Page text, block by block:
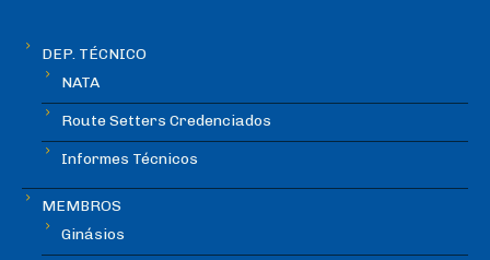
DEP. TÉCNICO
NATA
Route Setters Credenciados
Informes Técnicos
MEMBROS
Ginásios